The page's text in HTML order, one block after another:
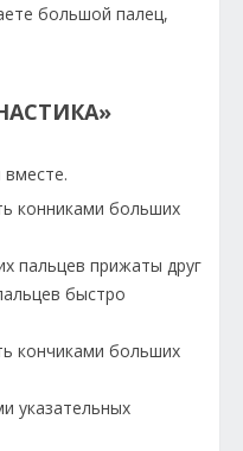
большой палец,
конниками больших
пальцев прижаты друг
быстро
кончиками больших
указательных